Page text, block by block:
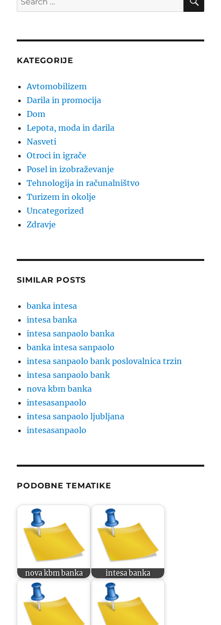
for:
KATEGORIJE
Avtomobilizem
Darila in promocija
Dom
Lepota, moda in darila
Nasveti
Otroci in igrače
Posel in izobraževanje
Tehnologija in računalništvo
Turizem in okolje
Uncategorized
Zdravje
SIMILAR POSTS
banka intesa
intesa banka
intesa sanpaolo banka
banka intesa sanpaolo
intesa sanpaolo bank poslovalnica trzin
intesa sanpaolo bank
nova kbm banka
intesasanpaolo
intesa sanpaolo ljubljana
intesasanpaolo
PODOBNE TEMATIKE
nova kbm banka intesa banka